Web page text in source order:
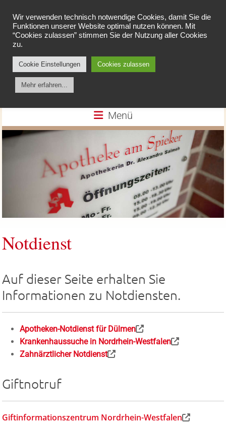
Apotheke am Spieker
Menü
Notdienst
Auf dieser Seite erhalten Sie
Informationen zu Notdiensten.
Apotheken-Notdienst für Dülmen
Krankenhaussuche in Nordrhein-Westfalen
Zahnärztlicher Notdienst
Giftnotruf
Giftinformationszentrum Nordrhein-Westfalen
Wir verwenden technisch notwendige Cookies, damit Sie die
Funktionen unserer Website optimal nutzen können. Mit
“Cookies zulassen” stimmen Sie der Nutzung aller Cookies
zu.
Cookie Einstellungen Cookies zulassen
Mehr erfahren...